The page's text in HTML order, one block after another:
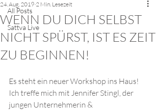
All Posts
Sattva Live
WENN DU DICH SELBST
NICHT SPÜRST, IST ES ZEIT
ZU BEGINNEN!
24. Aug. 2019 2 Min. Lesezeit
Es steht ein neuer Workshop ins Haus!
Ich treffe mich mit Jennifer Stingl, der
jungen Unternehmerin &